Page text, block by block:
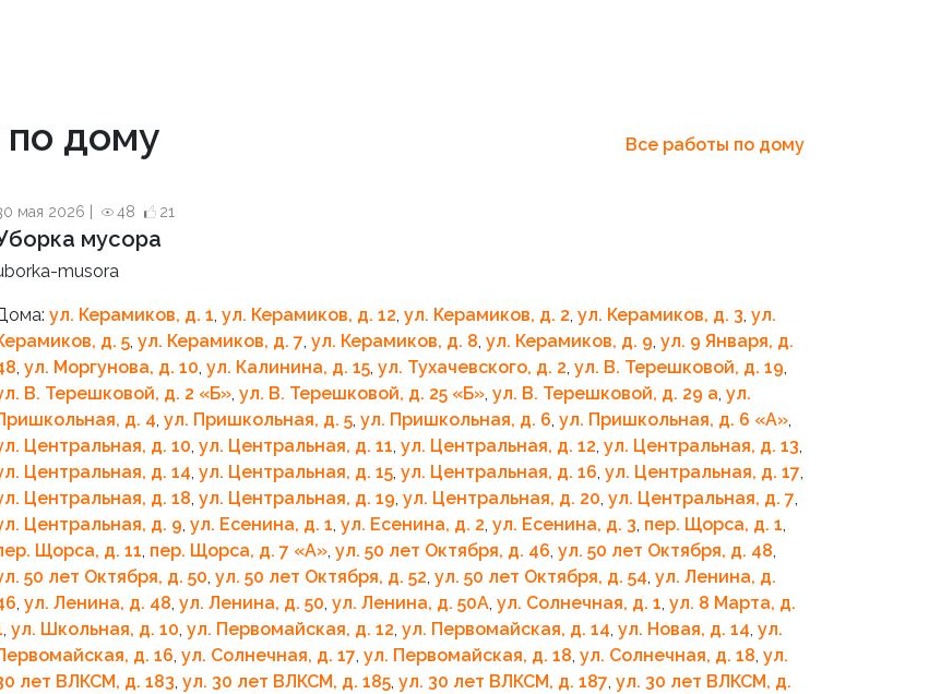
дому Все работы по дому
мая 2026 | 48 21
мусора
musora
ул. Керамиков, д. 1, ул. Керамиков, д. 12, ул. Керамиков, д. 2, ул. Керамиков, д. 3, ул.
д. 5, ул. Керамиков, д. 7, ул. Керамиков, д. 8, ул. Керамиков, д. 9, ул. 9 Января, д.
, ул. Моргунова, д. 10, ул. Калинина, д. 15, ул. Тухачевского, д. 2, ул. В. Терешковой, д. 19,
В. Терешковой, д. 2 «Б», ул. В. Терешковой, д. 25 «Б», ул. В. Терешковой, д. 29 а, ул.
д. 4, ул. Пришкольная, д. 5, ул. Пришкольная, д. 6, ул. Пришкольная, д. 6 «A»,
Центральная, д. 10, ул. Центральная, д. 11, ул. Центральная, д. 12, ул. Центральная, д. 13,
Центральная, д. 14, ул. Центральная, д. 15, ул. Центральная, д. 16, ул. Центральная, д. 17,
Центральная, д. 18, ул. Центральная, д. 19, ул. Центральная, д. 20, ул. Центральная, д. 7,
Центральная, д. 9, ул. Есенина, д. 1, ул. Есенина, д. 2, ул. Есенина, д. 3, пер. Щорса, д. 1,
Щорса, д. 11, пер. Щорса, д. 7 «A», ул. 50 лет Октября, д. 46, ул. 50 лет Октября, д. 48,
50 лет Октября, д. 50, ул. 50 лет Октября, д. 52, ул. 50 лет Октября, д. 54, ул. Ленина, д.
, ул. Ленина, д. 48, ул. Ленина, д. 50, ул. Ленина, д. 50А, ул. Солнечная, д. 1, ул. 8 Марта, д.
, ул. Школьная, д. 10, ул. Первомайская, д. 12, ул. Первомайская, д. 14, ул. Новая, д. 14, ул.
д. 16, ул. Солнечная, д. 17, ул. Первомайская, д. 18, ул. Солнечная, д. 18, ул.
лет ВЛКСМ, д. 183, ул. 30 лет ВЛКСМ, д. 185, ул. 30 лет ВЛКСМ, д. 187, ул. 30 лет ВЛКСМ, д.